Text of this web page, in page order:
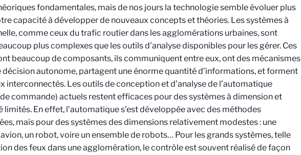
fondamentales, mais de nos jours la technologie semble évoluer plus
capacité à développer de nouveaux concepts et théories. Les systèmes à
comme ceux du trafic routier dans les agglomérations urbaines, sont
plus complexes que les outils d’analyse disponibles pour les gérer. Ces
beaucoup de composants, ils communiquent entre eux, ont des mécanismes
décision autonome, partagent une énorme quantité d’informations, et forment
interconnectés. Les outils de conception et d’analyse de l’automatique
commande) actuels restent efficaces pour des systèmes à dimension et
En effet, l’automatique s’est développée avec des méthodes
mais pour des systèmes des dimensions relativement modestes : une
un robot, voire un ensemble de robots… Pour les grands systèmes, telle
des feux dans une agglomération, le contrôle est souvent réalisé de façon